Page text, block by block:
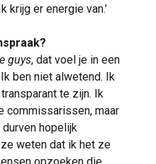
krijg er energie van.’
guys, dat voel je in een
ben niet alwetend. Ik
te zijn. Ik
commissarissen, maar
durven hopelijk
weten dat ik het ze